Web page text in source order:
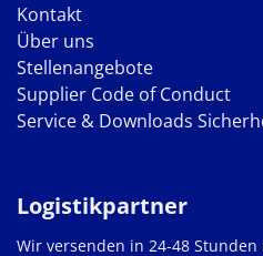
Kontakt
Über uns
Stellenangebote
Supplier Code of Conduct
Service & Downloads
Logistikpartner
Wir versenden in 24-48